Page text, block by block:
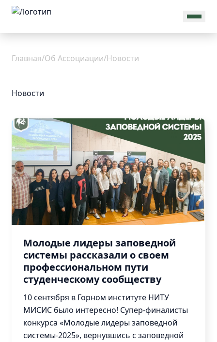
Об
Общая
информация
Присоединиться
Новости
Команда
Проекты
Реквизиты
Документы
Лучшие
практики
Охрана
Работа
местным
населением
Главная/Об Ассоциации/Новости
Новости
Молодые лидеры заповедной
системы рассказали о своем
профессиональном пути
студенческому сообществу
10 сентября в Горном институте НИТУ
МИСИС было интересно! Супер-финалисты
конкурса «Молодые лидеры заповедной
системы-2025», вернувшись с заповедной